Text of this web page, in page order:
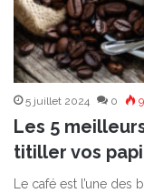
5 juillet 2024 0
Les 5
titiller vos
Le café est l’une